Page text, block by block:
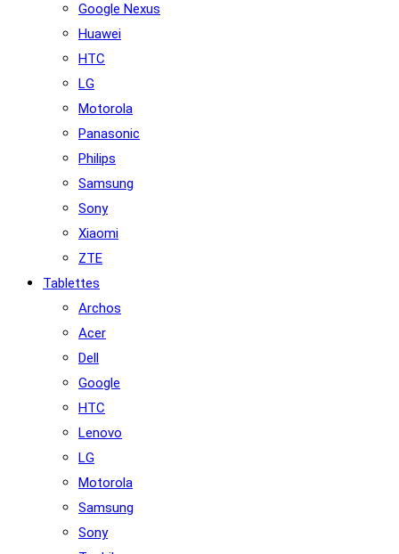
Google Nexus
Huawei
HTC
LG
Motorola
Panasonic
Philips
Samsung
Sony
Xiaomi
ZTE
Tablettes
Archos
Acer
Dell
Google
HTC
Lenovo
LG
Motorola
Samsung
Sony